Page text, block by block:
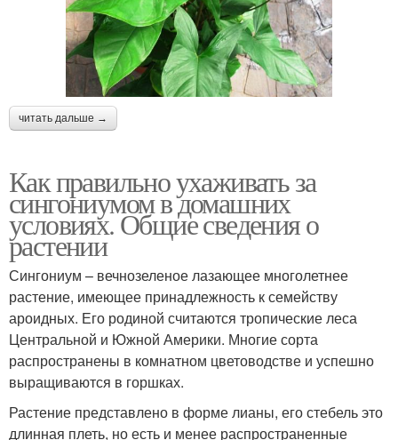
читать дальше →
Как правильно ухаживать за
сингониумом в домашних
условиях. Общие сведения о
растении
Сингониум – вечнозеленое лазающее многолетнее
растение, имеющее принадлежность к семейству
ароидных. Его родиной считаются тропические леса
Центральной и Южной Америки. Многие сорта
распространены в комнатном цветоводстве и успешно
выращиваются в горшках.
Растение представлено в форме лианы, его стебель это
длинная плеть, но есть и менее распространенные